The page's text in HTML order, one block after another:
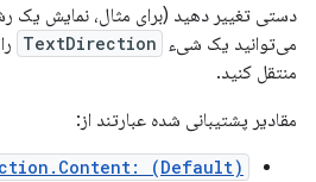
می‌توانید یک شیء
TextDirection
منتقل کنید.
مقادیر پشتیبانی شده عبارتند از:
(Default)